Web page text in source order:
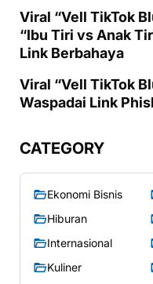
Viral “Vell TikTok
“Ibu Tiri vs Anak
Link Berbahaya
Viral “Vell TikTok
Waspadai Link
CATEGORY
Ekonomi Bisnis
Hiburan
Internasional
Kuliner